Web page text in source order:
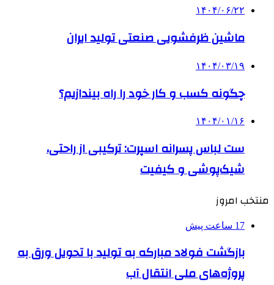
۱۴۰۴/۰۶/۲۲
ماشین ظرفشویی صنعتی تولید ایران
۱۴۰۴/۰۳/۱۹
چگونه کسب و کار خود را راه بیندازیم؟
۱۴۰۴/۰۱/۱۶
ست لباس پسرانه اسپرت: ترکیبی از راحتی،
شیک‌پوشی و کیفیت
منتخب امروز
17 ساعت پیش
بازگشت فولاد مبارکه به تولید با تحویل ورق به
پروژه‌های ملی انتقال آب